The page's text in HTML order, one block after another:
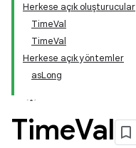
Herkese açık oluşturucular
TimeVal
TimeVal
Herkese açık yöntemler
asLong
TimeVal